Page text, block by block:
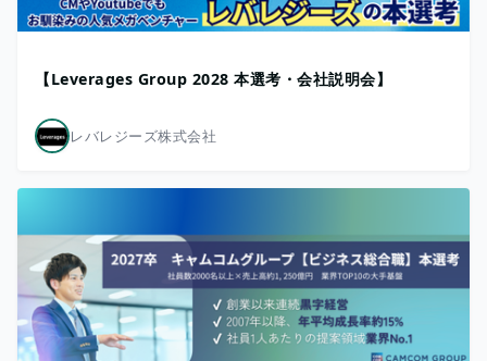
【Leverages Group 2028 本選考・会社説明会】
レバレジーズ株式会社